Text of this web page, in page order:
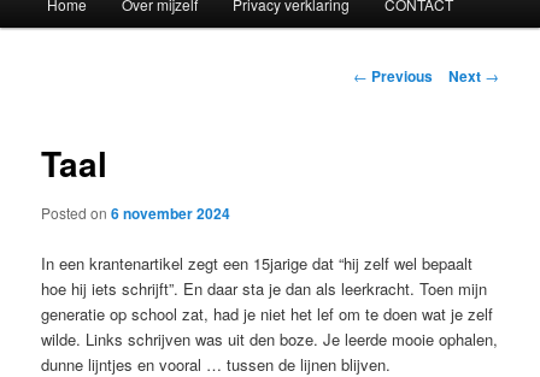
Skip
content
Post
← Previous Next →
Taal
Posted on6 november 2024
In een krantenartikel zegt een 15jarige dat “hij zelf wel bepaalt
hoe hij iets schrijft”. En daar sta je dan als leerkracht. Toen mijn
generatie op school zat, had je niet het lef om te doen wat je zelf
wilde. Links schrijven was uit den boze. Je leerde mooie ophalen,
dunne lijntjes en vooral … tussen de lijnen blijven.